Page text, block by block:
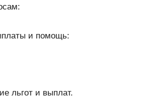
и помощь:
льгот и выплат.